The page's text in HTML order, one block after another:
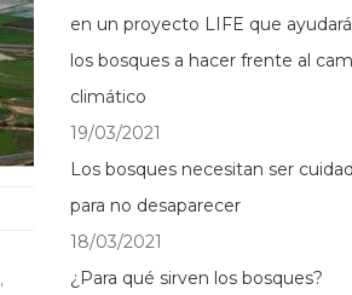
en un proyecto LIFE que
los bosques a hacer frente al
climático
19/03/2021
Los bosques necesitan ser
para no desaparecer
18/03/2021
¿Para qué sirven los bosques?